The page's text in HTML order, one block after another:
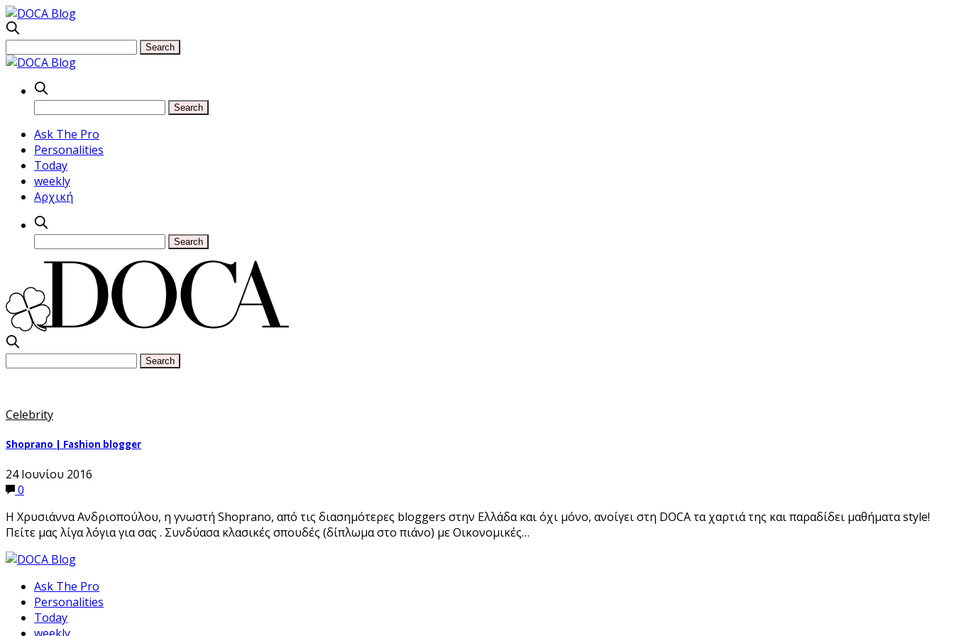
Ask The Pro
Personalities
Today
weekly
Αρχική
Celebrity
Shoprano | Fashion blogger
24 Ιουνίου 2016
0
Η Χρυσιάννα Ανδριοπούλου, η γνωστή Shoprano, από τις διασημότερες bloggers στην Ελλάδα και όχι μόνο, ανοίγει στη DOCA τα χαρτιά της και παραδίδει μαθήματα style!
Πείτε μας λίγα λόγια για σας . Συνδύασα κλασικές σπουδές (δίπλωμα στο πιάνο) με Οικονομικές…
Ask The Pro
Personalities
Today